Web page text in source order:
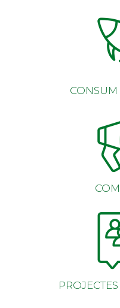
CONSUM